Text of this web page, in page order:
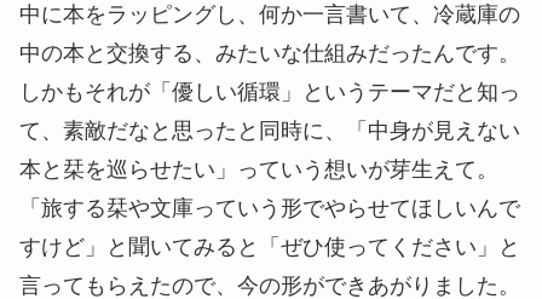
中に本をラッピングし、何か一言書いて、冷蔵庫の
中の本と交換する、みたいな仕組みだったんです。
しかもそれが「優しい循環」というテーマだと知っ
て、素敵だなと思ったと同時に、「中身が見えない
本と栞を巡らせたい」っていう想いが芽生えて。
「旅する栞や文庫っていう形でやらせてほしいんで
すけど」と聞いてみると「ぜひ使ってください」と
言ってもらえたので、今の形ができあがりました。